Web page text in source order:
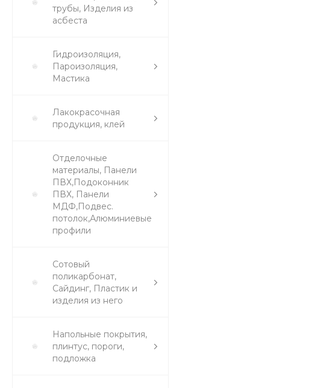
трубы, Изделия из
асбеста
Гидроизоляция,
Пароизоляция,
Мастика
Лакокрасочная
продукция, клей
Отделочные
материалы, Панели
ПВХ,Подоконник
ПВХ, Панели
МДФ,Подвес.
потолок,Алюминиевые
профили
Сотовый
поликарбонат,
Сайдинг, Пластик и
изделия из него
Напольные покрытия,
плинтус, пороги,
подложка